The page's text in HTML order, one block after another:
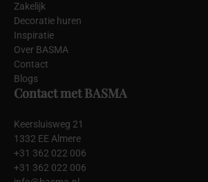
Zakelijk
Decoratie huren
Inspiratie
Over BASMA
Contact
Blogs
Contact met BASMA
Keersluisweg 21
1332 EE Almere
+31 362 022 006
+31 362 022 006